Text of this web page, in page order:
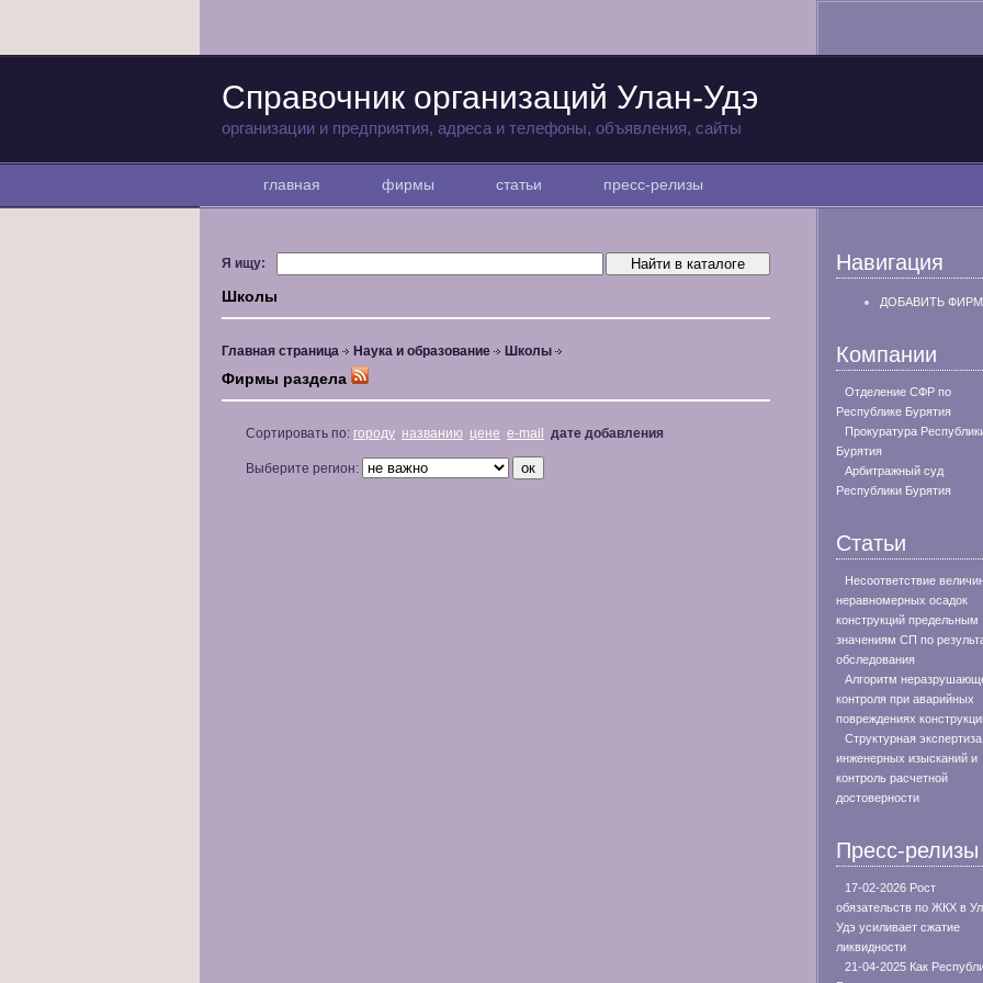
Справочник организаций Улан-Удэ
организации и предприятия, адреса и телефоны, объявления, сайты
главная фирмы статьи пресс-релизы
Я ищу:
Школы
Главная страница Наука и образование Школы
Фирмы раздела
Сортировать по: городу названию цене e-mail дате добавления
Выберите регион:
Навигация
ДОБАВИТЬ
Компании
Отделение СФР по
Республике Бурятия
Прокуратура
Бурятия
Арбитражный суд
Республики Бурятия
Статьи
Несоответствие
неравномерных осадок
конструкций предельным
значениям СП по
обследования
Алгоритм
контроля при аварийных
повреждениях
Структурная экспертиза
инженерных изысканий и
контроль расчетной
достоверности
Пресс-релизы
17-02-2026 Рост
обязательств по ЖКХ в
Удэ усиливает сжатие
ликвидности
21-04-2025 Как